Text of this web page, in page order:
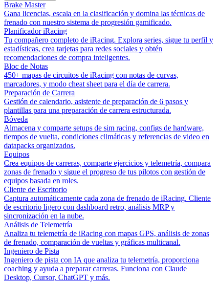
Brake Master
Gana licencias, escala en la clasificación y domina las técnicas de
frenado con nuestro sistema de progresión gamificado.
Planificador iRacing
Tu compañero completo de iRacing. Explora series, sigue tu perfil y
estadísticas, crea tarjetas para redes sociales y obtén
recomendaciones de compra inteligentes.
Bloc de Notas
450+ mapas de circuitos de iRacing con notas de curvas,
marcadores, y modo cheat sheet para el día de carrera.
Preparación de Carrera
Gestión de calendario, asistente de preparación de 6 pasos y
plantillas para una preparación de carrera estructurada.
Bóveda
Almacena y comparte setups de sim racing, configs de hardware,
tiempos de vuelta, condiciones climáticas y referencias de video en
datapacks organizados.
Equipos
Crea equipos de carreras, comparte ejercicios y telemetría, compara
zonas de frenado y sigue el progreso de tus pilotos con gestión de
equipos basada en roles.
Cliente de Escritorio
Captura automáticamente cada zona de frenado de iRacing. Cliente
de escritorio ligero con dashboard retro, análisis MRP y
sincronización en la nube.
Análisis de Telemetría
Analiza tu telemetría de iRacing con mapas GPS, análisis de zonas
de frenado, comparación de vueltas y gráficas multicanal.
Ingeniero de Pista
Ingeniero de pista con IA que analiza tu telemetría, proporciona
coaching y ayuda a preparar carreras. Funciona con Claude
Desktop, Cursor, ChatGPT y más.